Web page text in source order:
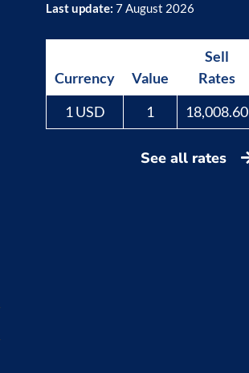
Last update: 7 August 2026
Currency Value
Sell
Rates
1 USD
1 18,008.60
See all rates